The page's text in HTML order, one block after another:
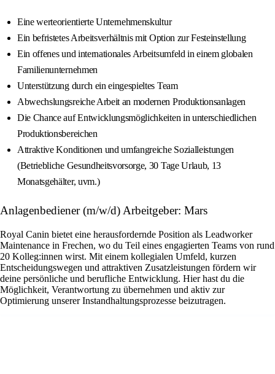
Eine werteorientierte Unternehmenskultur
Ein befristetes Arbeitsverhältnis mit Option zur Festeinstellung
Ein offenes und internationales Arbeitsumfeld in einem globalen
Familienunternehmen
Unterstützung durch ein eingespieltes Team
Abwechslungsreiche Arbeit an modernen Produktionsanlagen
Die Chance auf Entwicklungsmöglichkeiten in unterschiedlichen
Produktionsbereichen
Attraktive Konditionen und umfangreiche Sozialleistungen
(Betriebliche Gesundheitsvorsorge, 30 Tage Urlaub, 13
Monatsgehälter, uvm.)
Anlagenbediener (m/w/d) Arbeitgeber: Mars
Royal Canin bietet eine herausfordernde Position als Leadworker
Maintenance in Frechen, wo du Teil eines engagierten Teams von rund
20 Kolleg:innen wirst. Mit einem kollegialen Umfeld, kurzen
Entscheidungswegen und attraktiven Zusatzleistungen fördern wir
deine persönliche und berufliche Entwicklung. Hier hast du die
Möglichkeit, Verantwortung zu übernehmen und aktiv zur
Optimierung unserer Instandhaltungsprozesse beizutragen.